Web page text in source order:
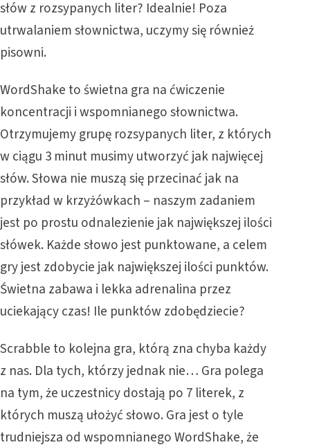
słów z rozsypanych liter? Idealnie! Poza
utrwalaniem słownictwa, uczymy się również
pisowni.
WordShake to świetna gra na ćwiczenie
koncentracji i wspomnianego słownictwa.
Otrzymujemy grupę rozsypanych liter, z których
w ciągu 3 minut musimy utworzyć jak najwięcej
słów. Słowa nie muszą się przecinać jak na
przykład w krzyżówkach – naszym zadaniem
jest po prostu odnalezienie jak największej ilości
słówek. Każde słowo jest punktowane, a celem
gry jest zdobycie jak największej ilości punktów.
Świetna zabawa i lekka adrenalina przez
uciekający czas! Ile punktów zdobędziecie?
Scrabble to kolejna gra, którą zna chyba każdy
z nas. Dla tych, którzy jednak nie… Gra polega
na tym, że uczestnicy dostają po 7 literek, z
których muszą ułożyć słowo. Gra jest o tyle
trudniejsza od wspomnianego WordShake, że